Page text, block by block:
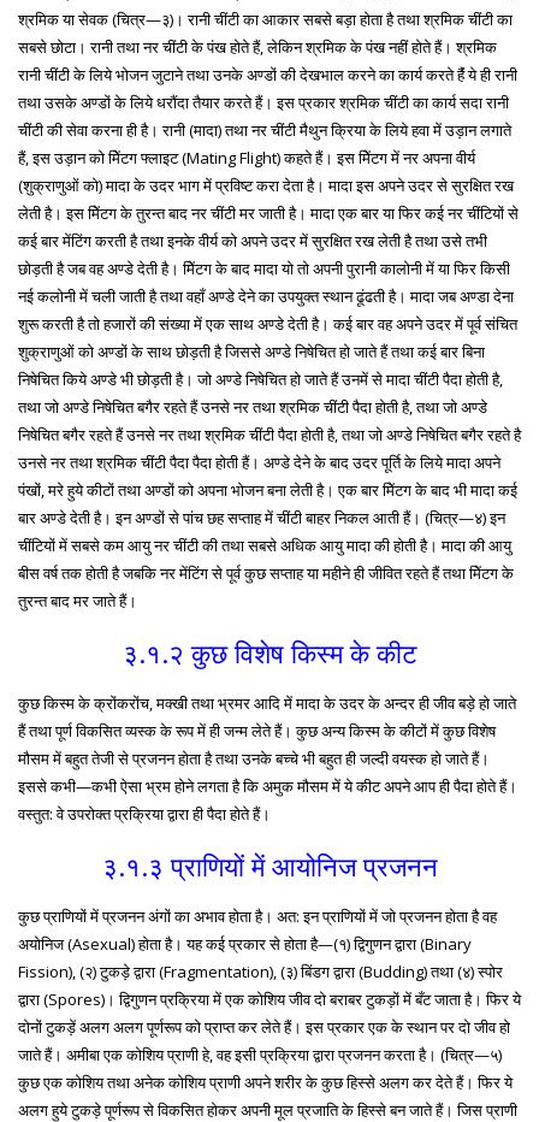
श्रमिक या सेवक (चित्र—३)। रानी चींटी का आकार सबसे बड़ा होता है तथा श्रमिक चींटी का
सबसे छोटा। रानी तथा नर चींटी के पंख होते हैं, लेकिन श्रमिक के पंख नहीं होते हैं। श्रमिक
रानी चींटी के लिये भोजन जुटाने तथा उनके अण्डों की देखभाल करने का कार्य करते हैंं ये ही रानी
तथा उसके अण्डों के लिये धरौंदा तैयार करते हैं। इस प्रकार श्रमिक चींटी का कार्य सदा रानी
चींटी की सेवा करना ही है। रानी (मादा) तथा नर चींटी मैथुन क्रिया के लिये हवा में उड़ान लगाते
हैं, इस उड़ान को मेिंटग फ्लाइट (Mating Flight) कहते हैं। इस मेिंटग में नर अपना वीर्य
(शुक्राणुओं को) मादा के उदर भाग में प्रविष्ट करा देता है। मादा इस अपने उदर से सुरक्षित रख
लेती है। इस मेिंटग के तुरन्त बाद नर चींटी मर जाती है। मादा एक बार या फिर कई नर चींटियों से
कई बार मेंटिंग करती है तथा इनके वीर्य को अपने उदर में सुरक्षित रख लेती है तथा उसे तभी
छोड़ती है जब वह अण्डे देती है। मेिंटग के बाद मादा यो तो अपनी पुरानी कालोनी में या फिर किसी
नई कलोनी में चली जाती है तथा वहाँ अण्डे देने का उपयुक्त स्थान ढूंढती है। मादा जब अण्डा देना
शुरू करती है तो हजारों की संख्या में एक साथ अण्डे देती है। कई बार वह अपने उदर में पूर्व संचित
शुक्राणुओं को अण्डों के साथ छोड़ती है जिससे अण्डे निषेचित हो जाते हैं तथा कई बार बिना
निषेचित किये अण्डे भी छोड़ती है। जो अण्डे निषेचित हो जाते हैं उनमें से मादा चींटी पैदा होती है,
तथा जो अण्डे निषेचित बगैर रहते हैं उनसे नर तथा श्रमिक चींटी पैदा होती है, तथा जो अण्डे
निषेचित बगैर रहते हैं उनसे नर तथा श्रमिक चींटी पैदा होती है, तथा जो अण्डे निषेचित बगैर रहते है
उनसे नर तथा श्रमिक चींटी पैदा पैदा होती हैं। अण्डे देने के बाद उदर पूर्ति के लिये मादा अपने
पंखों, मरे हुये कीटों तथा अण्डों को अपना भोजन बना लेती है। एक बार मेिंटग के बाद भी मादा कई
बार अण्डे देती है। इन अण्डों से पांच छह सप्ताह में चींटी बाहर निकल आती हैं। (चित्र—४) इन
चींटियों में सबसे कम आयु नर चींटी की तथा सबसे अधिक आयु मादा की होती है। मादा की आयु
बीस वर्ष तक होती है जबकि नर मेंटिंग से पूर्व कुछ सप्ताह या महीने ही जीवित रहते हैं तथा मेिंटग के
तुरन्त बाद मर जाते हैं।
३.१.२ कुछ विशेष किस्म के कीट
कुछ किस्म के क्रोंकरोंच, मक्खी तथा भ्रमर आदि में मादा के उदर के अन्दर ही जीव बड़े हो जाते
हैं तथा पूर्ण विकसित व्यस्क के रूप में ही जन्म लेते हैं। कुछ अन्य किस्म के कीटों में कुछ विशेष
मौसम में बहुत तेजी से प्रजनन होता है तथा उनके बच्चे भी बहुत ही जल्दी वयस्क हो जाते हैं।
इससे कभी—कभी ऐसा भ्रम होने लगता है कि अमुक मौसम में ये कीट अपने आप ही पैदा होते हैं।
वस्तुत: वे उपरोक्त प्रक्रिया द्वारा ही पैदा होते हैं।
३.१.३ प्राणियों में आयोनिज प्रजनन
कुछ प्राणियों में प्रजनन अंगों का अभाव होता है। अत: इन प्राणियों में जो प्रजनन होता है वह
अयोनिज (Asexual) होता है। यह कई प्रकार से होता है—(१) द्विगुणन द्वारा (Binary
Fission), (२) टुकड़े द्वारा (Fragmentation), (३) बिंडग द्वारा (Budding) तथा (४) स्पोर
द्वारा (Spores)। द्विगुणन प्रक्रिया में एक कोशिय जीव दो बराबर टुकड़ों में बँट जाता है। फिर ये
दोनों टुकड़ें अलग अलग पूर्णरूप को प्राप्त कर लेते हैं। इस प्रकार एक के स्थान पर दो जीव हो
जाते हैं। अमीबा एक कोशिय प्राणी हे, वह इसी प्रक्रिया द्वारा प्रजनन करता है। (चित्र—५)
कुछ एक कोशिय तथा अनेक कोशिय प्राणी अपने शरीर के कुछ हिस्से अलग कर देते हैं। फिर ये
अलग हुये टुकड़े पूर्णरूप से विकसित होकर अपनी मूल प्रजाति के हिस्से बन जाते हैं। जिस प्राणी